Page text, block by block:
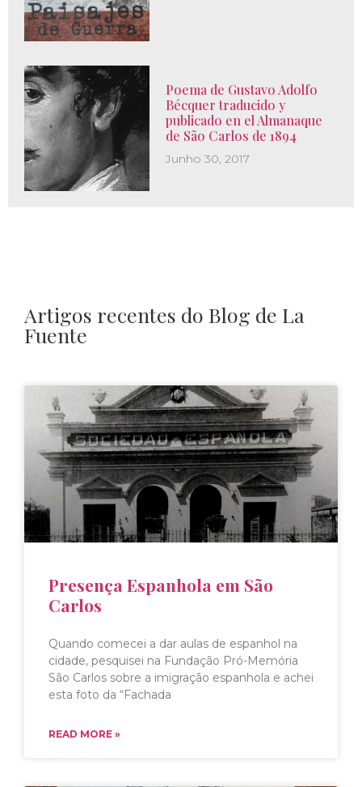
Poema de Gustavo Adolfo
Bécquer traducido y
publicado en el Almanaque
de São Carlos de 1894
Junho 30, 2017
Artigos recentes do Blog de La
Fuente
Presença Espanhola em São
Carlos
Quando comecei a dar aulas de espanhol na
cidade, pesquisei na Fundação Pró-Memória
São Carlos sobre a imigração espanhola e achei
esta foto da “Fachada
READ MORE »